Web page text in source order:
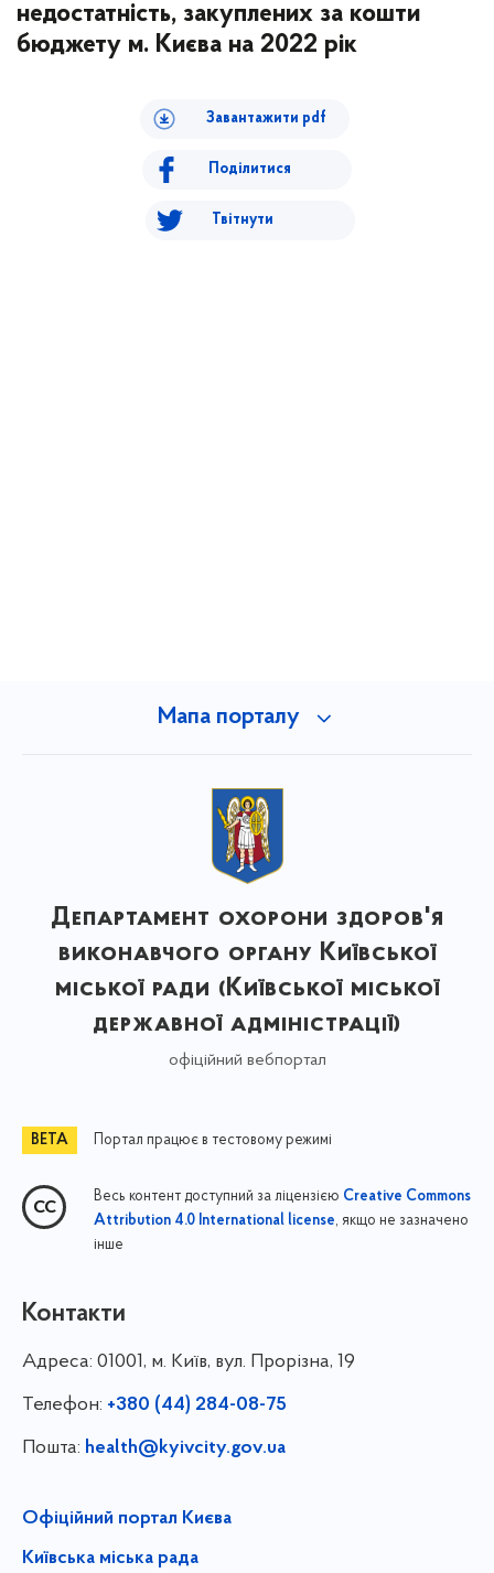
недостатність, закуплених за кошти
бюджету м. Києва на 2022 рік
Завантажити pdf
Поділитися
Твітнути
Мапа порталу
Департамент охорони здоров'я
виконавчого органу Київської
міської ради (Київської міської
державної адміністрації)
офіційний вебпортал
Портал працює в тестовому режимі
Весь контент доступний за ліцензією Creative Commons
Attribution 4.0 International license, якщо не зазначено
інше
Контакти
Адреса: 01001, м. Київ, вул. Прорізна, 19
Телефон: +380 (44) 284-08-75
Пошта: health@kyivcity.gov.ua
Офіційний портал Києва
Київська міська рада